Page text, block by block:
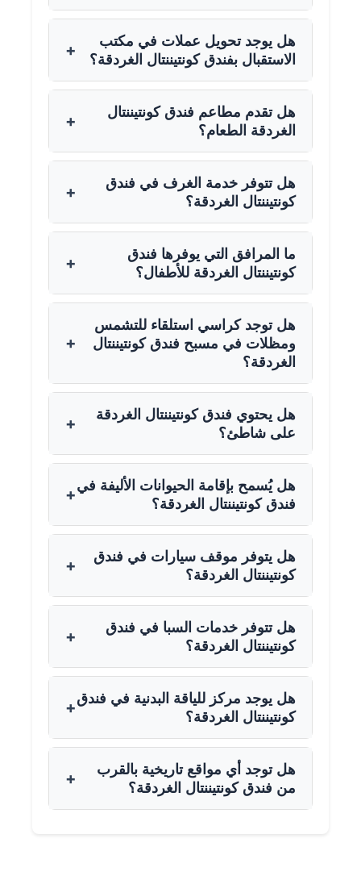
هل يوجد تحويل عملات في مكتب
الاستقبال بفندق كونتيننتال الغردقة؟
+
هل تقدم مطاعم فندق كونتيننتال
الغردقة الطعام؟
+
هل تتوفر خدمة الغرف في فندق
كونتيننتال الغردقة؟
+
ما المرافق التي يوفرها فندق
كونتيننتال الغردقة للأطفال؟
+
هل توجد كراسي استلقاء للتشمس
ومظلات في مسبح فندق كونتيننتال
الغردقة؟
+
هل يحتوي فندق كونتيننتال الغردقة
على شاطئ؟
+
هل يُسمح بإقامة الحيوانات الأليفة في
فندق كونتيننتال الغردقة؟
+
هل يتوفر موقف سيارات في فندق
كونتيننتال الغردقة؟
+
هل تتوفر خدمات السبا في فندق
كونتيننتال الغردقة؟
+
هل يوجد مركز للياقة البدنية في فندق
كونتيننتال الغردقة؟
+
هل توجد أي مواقع تاريخية بالقرب
من فندق كونتيننتال الغردقة؟
+